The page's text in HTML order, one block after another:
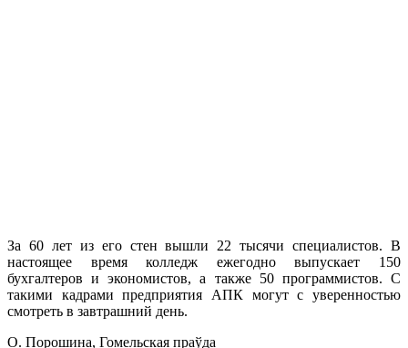
За 60 лет из его стен вышли 22 тысячи специалистов. В
настоящее время колледж ежегодно выпускает 150
бухгалтеров и экономистов, а также 50 программистов. С
такими кадрами предприятия АПК могут с уверенностью
смотреть в завтрашний день.
О. Порошина, Гомельская праўда